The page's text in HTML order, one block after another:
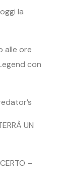
la
alle ore
con
UN
–